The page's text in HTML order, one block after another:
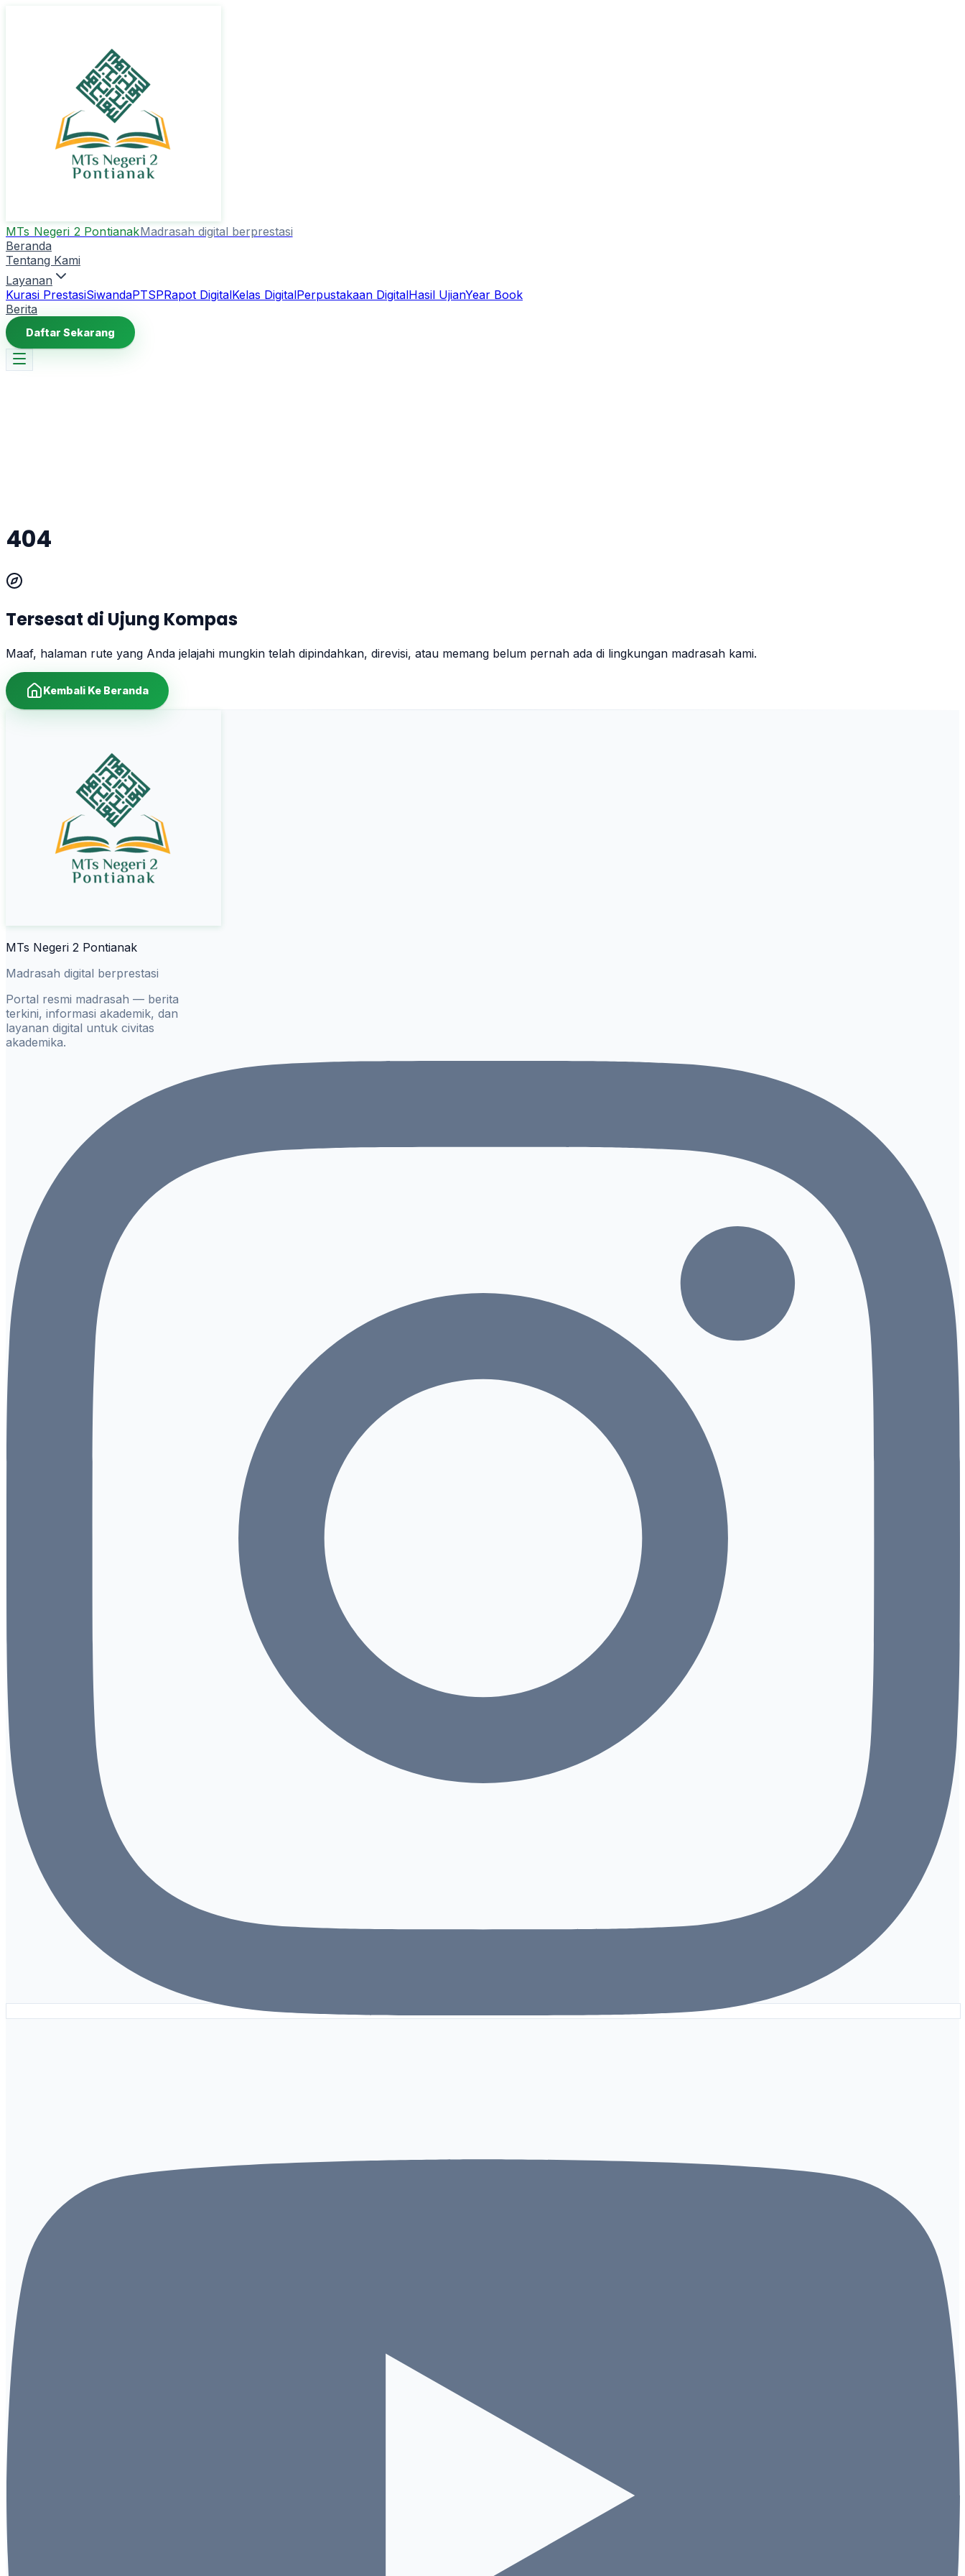
MTs Negeri 2 PontianakMadrasah digital berprestasi
Beranda
Tentang Kami
Layanan
Kurasi PrestasiSiwandaPTSPRapot DigitalKelas DigitalPerpustakaan DigitalHasil UjianYear Book
Berita
Daftar Sekarang
404
Tersesat di Ujung Kompas
Maaf, halaman rute yang Anda jelajahi mungkin telah dipindahkan, direvisi, atau memang belum pernah ada di lingkungan madrasah kami.
Kembali Ke Beranda
MTs Negeri 2 Pontianak
Madrasah digital berprestasi
Portal resmi madrasah — berita
terkini, informasi akademik, dan
layanan digital untuk civitas
akademika.